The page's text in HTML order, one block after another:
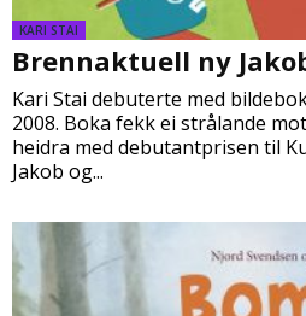
KARI STAI
Brennaktuell ny
Kari Stai debuterte med
2008. Boka fekk ei strålande
heidra med debutantprisen til
Jakob og...